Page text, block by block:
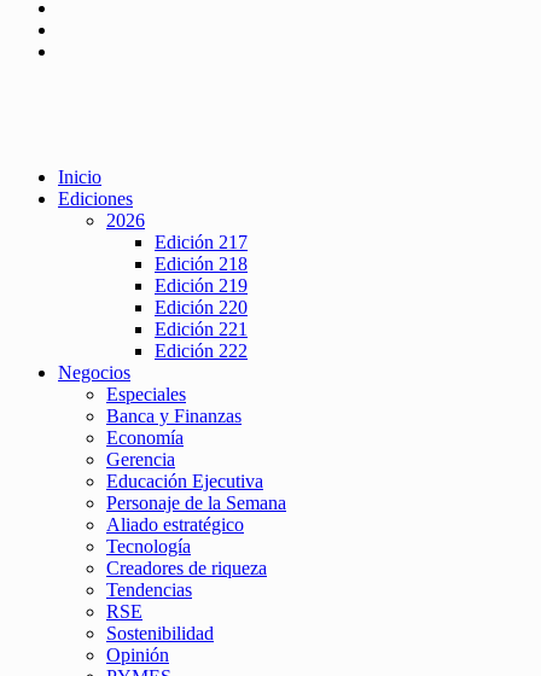
Inicio
Ediciones
2026
Edición 217
Edición 218
Edición 219
Edición 220
Edición 221
Edición 222
Negocios
Especiales
Banca y Finanzas
Economía
Gerencia
Educación Ejecutiva
Personaje de la Semana
Aliado estratégico
Tecnología
Creadores de riqueza
Tendencias
RSE
Sostenibilidad
Opinión